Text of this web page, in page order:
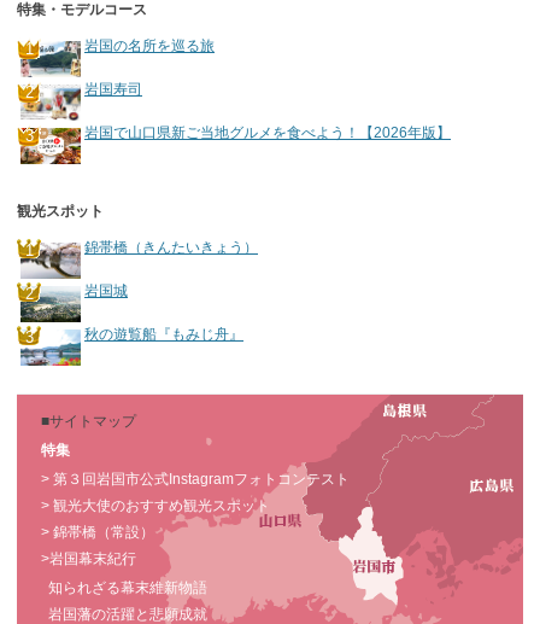
特集・モデルコース
岩国の名所を巡る旅
岩国寿司
岩国で山口県新ご当地グルメを食べよう！【2026年版】
観光スポット
錦帯橋（きんたいきょう）
岩国城
秋の遊覧船『もみじ舟』
■サイトマップ
特集
> 第３回岩国市公式Instagramフォトコンテスト
> 観光大使のおすすめ観光スポット
> 錦帯橋（常設）
>岩国幕末紀行
知られざる幕末維新物語
岩国藩の活躍と悲願成就